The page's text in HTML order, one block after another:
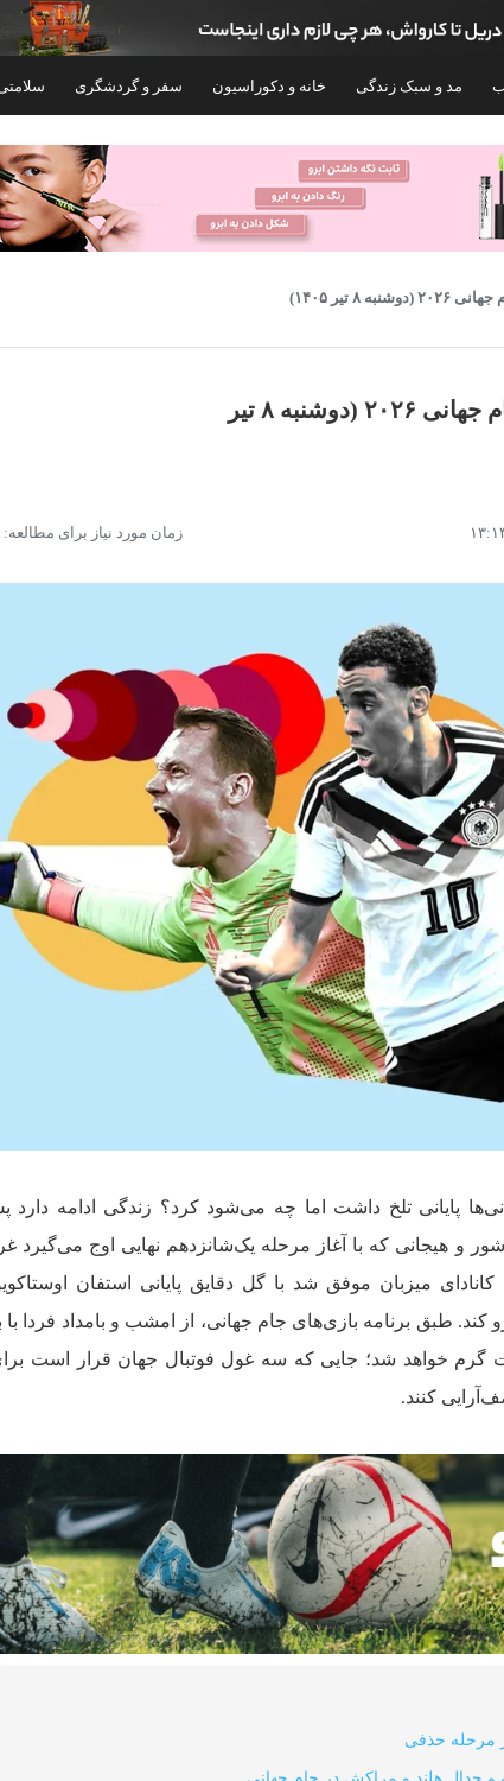
مد و سبک زندگی خانه و دکوراسیون سفر و گردشگری
۸ تیر ۱۴۰۵)
برنامه بازی‌های امشب و امروز جام جهانی ۲۰۲۶ (دوشنبه ۸ تیر
زمان مورد نیاز برای مطالعه: ۳ دقیقه
پایانی تلخ داشت اما چه می‌شود کرد؟ زندگی ادامه دارد
و هیجانی که با آغاز مرحله یک‌شانزدهم نهایی اوج می‌گیرد
میزبان موفق شد با گل دقایق پایانی استفان
کند. طبق برنامه بازی‌های جام جهانی، از امشب و بامداد فردا
گرم خواهد شد؛ جایی که سه غول فوتبال جهان قرار است
کنند.
و جدال هلند و مراکش در جام جهانی